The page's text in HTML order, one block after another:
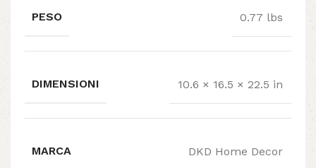
PESO 0.77 lbs
DIMENSIONI 10.6 × 16.5 × 22.5 in
MARCA DKD Home Decor